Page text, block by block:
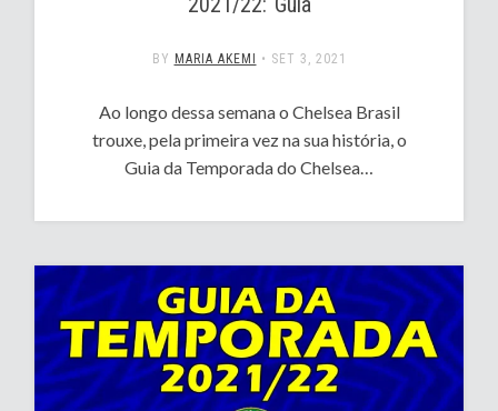
BY MARIA AKEMI • SET 3, 2021
Ao longo dessa semana o Chelsea Brasil
trouxe, pela primeira vez na sua história, o
Guia da Temporada do Chelsea…